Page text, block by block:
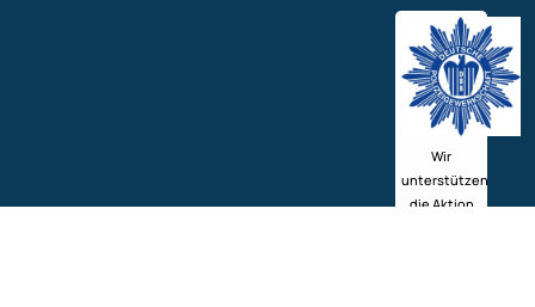
Wir
unterstützen
die Aktion